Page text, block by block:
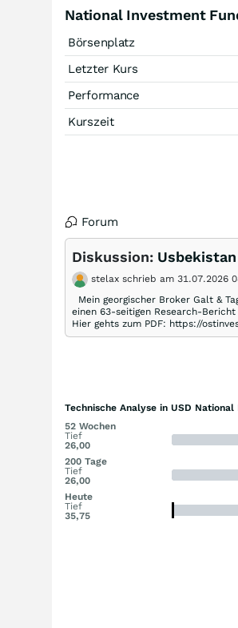
National Investment
Börsenplatz
Letzter Kurs
Performance
Kurszeit
Forum
Diskussion: Usbekistan
stelax schrieb am 31.07.2026
Mein georgischer Broker Galt &
einen 63-seitigen Research-
Hier gehts zum PDF: https://
Technische Analyse in USD
52 Wochen
Tief
26,00
200 Tage
Tief
26,00
Heute
Tief
35,75